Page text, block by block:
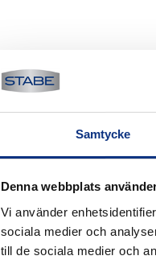
Samtycke
Denna webbplats
Vi använder
sociala medier och
till de sociala medier och